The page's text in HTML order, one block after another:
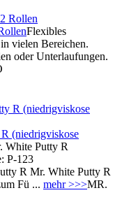
Flexibles
vielen Bereichen.
oder Unterlaufungen.
(niedrigviskose
White Putty R
P-123
R Mr. White Putty R
Fü ... mehr >>>MR.